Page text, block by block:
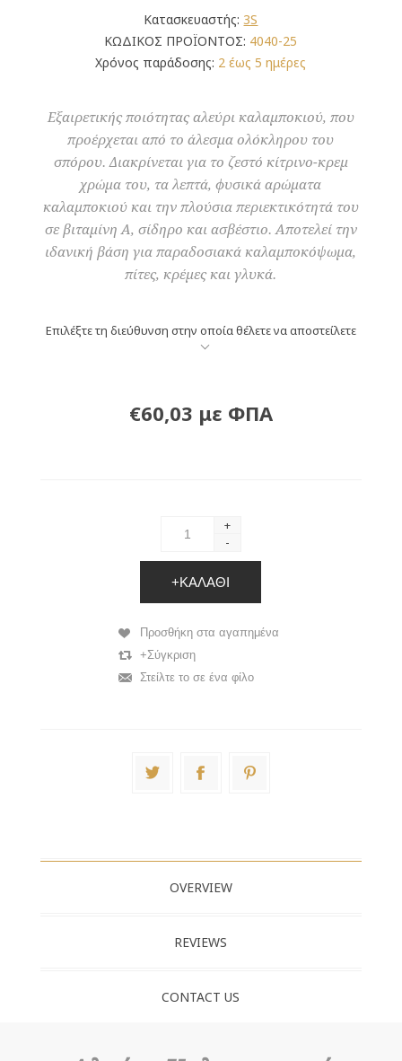
Κατασκευαστής: 3S
ΚΩΔΙΚΟΣ ΠΡΟΪΟΝΤΟΣ: 4040-25
Χρόνος παράδοσης: 2 έως 5 ημέρες
Εξαιρετικής ποιότητας αλεύρι καλαμποκιού, που
προέρχεται από το άλεσμα ολόκληρου του
σπόρου. Διακρίνεται για το ζεστό κίτρινο-κρεμ
χρώμα του, τα λεπτά, φυσικά αρώματα
καλαμποκιού και την πλούσια περιεκτικότητά του
σε βιταμίνη Α, σίδηρο και ασβέστιο. Αποτελεί την
ιδανική βάση για παραδοσιακά καλαμποκόψωμα,
πίτες, κρέμες και γλυκά.
Επιλέξτε τη διεύθυνση στην οποία θέλετε να αποστείλετε
€60,03 με ΦΠΑ
+
-
+ΚΑΛΆΘΙ
Προσθήκη στα αγαπημένα
+Σύγκριση
Στείλτε το σε ένα φίλο
OVERVIEW
REVIEWS
CONTACT US